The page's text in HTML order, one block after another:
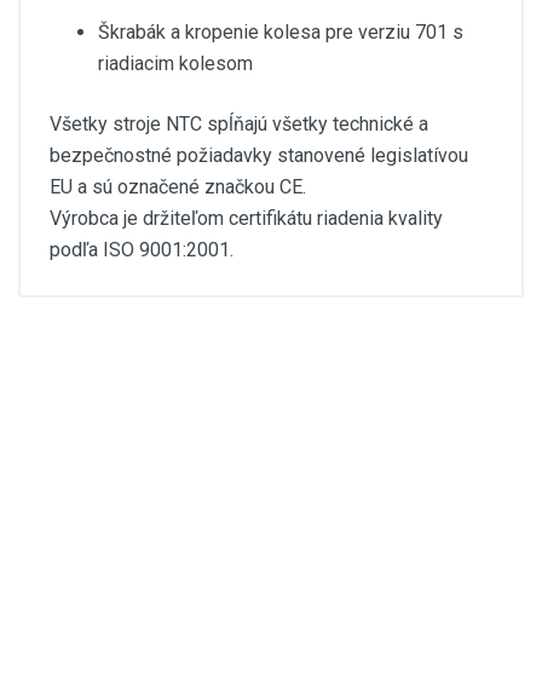
Škrabák a kropenie kolesa pre verziu 701 s
riadiacim kolesom
Všetky stroje NTC spĺňajú všetky technické a
bezpečnostné požiadavky stanovené legislatívou
EU a sú označené značkou CE.
Výrobca je držiteľom certifikátu riadenia kvality
podľa ISO 9001:2001.